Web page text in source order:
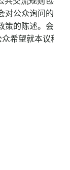
公众询问的答复
策的陈述。会议
希望就本议程上